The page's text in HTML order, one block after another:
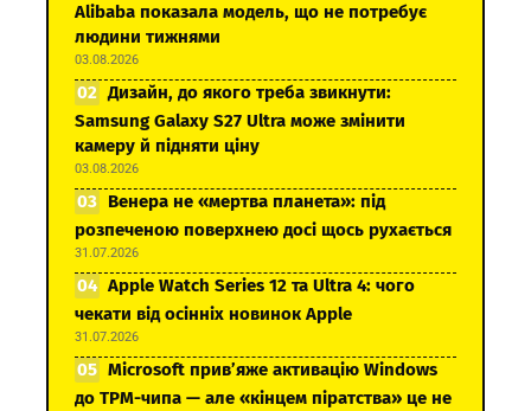
Alibaba показала модель, що не потребує
людини тижнями
03.08.2026
Дизайн, до якого треба звикнути:
Samsung Galaxy S27 Ultra може змінити
камеру й підняти ціну
03.08.2026
Венера не «мертва планета»: під
розпеченою поверхнею досі щось рухається
31.07.2026
Apple Watch Series 12 та Ultra 4: чого
чекати від осінніх новинок Apple
31.07.2026
Microsoft прив’яже активацію Windows
до TPM-чипа — але «кінцем піратства» це не